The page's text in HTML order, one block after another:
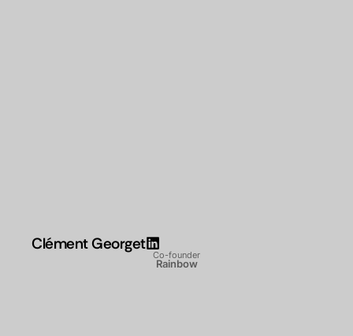
Clément Georget
Co-founder
Rainbow